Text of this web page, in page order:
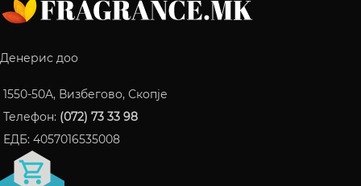
Денерис доо
1550-50A, Визбегово, Скопје
Телефон: (072) 73 33 98
ЕДБ: 4057016535008